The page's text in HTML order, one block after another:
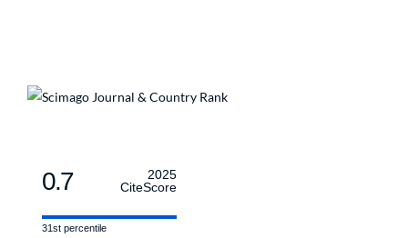
0.7
2025
CiteScore
31st percentile